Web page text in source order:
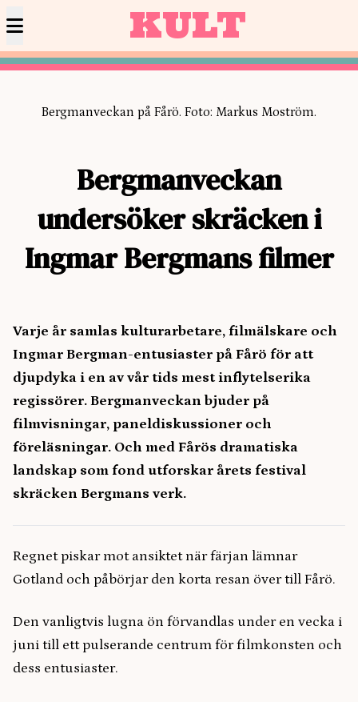
KULT
Bergmanveckan på Fårö. Foto: Markus Moström.
Bergmanveckan
undersöker skräcken i
Ingmar Bergmans filmer
Varje år samlas kulturarbetare, filmälskare och
Ingmar Bergman-entusiaster på Fårö för att
djupdyka i en av vår tids mest inflytelserika
regissörer. Bergmanveckan bjuder på
filmvisningar, paneldiskussioner och
föreläsningar. Och med Fårös dramatiska
landskap som fond utforskar årets festival
skräcken Bergmans verk.
Regnet piskar mot ansiktet när färjan lämnar
Gotland och påbörjar den korta resan över till Fårö.
Den vanligtvis lugna ön förvandlas under en vecka i
juni till ett pulserande centrum för filmkonsten och
dess entusiaster.